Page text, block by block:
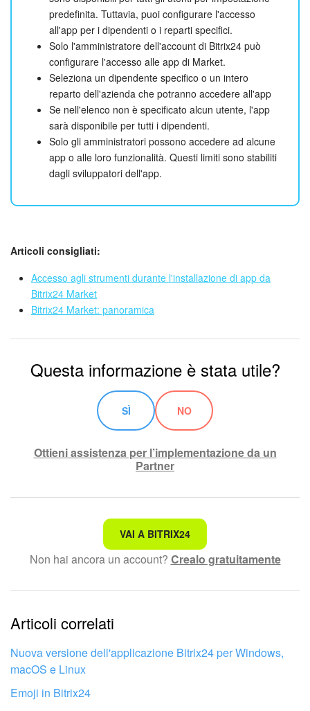
predefinita. Tuttavia, puoi configurare l'accesso
all'app per i dipendenti o i reparti specifici.
Solo l'amministratore dell'account di Bitrix24 può
configurare l'accesso alle app di Market.
Seleziona un dipendente specifico o un intero
reparto dell'azienda che potranno accedere all'app
Se nell'elenco non è specificato alcun utente, l'app
sarà disponibile per tutti i dipendenti.
Solo gli amministratori possono accedere ad alcune
app o alle loro funzionalità. Questi limiti sono stabiliti
dagli sviluppatori dell'app.
Articoli consigliati:
Accesso agli strumenti durante l'installazione di app da
Bitrix24 Market
Bitrix24 Market: panoramica
Questa informazione è stata utile?
SÌ NO
Ottieni assistenza per l’implementazione da un
Partner
Non è quello che sto cercando.
Testo complesso e incomprensibile
Le informazioni sono obsolete.
Troppo breve, ho bisogno di maggiori informazioni.
Non mi soddisfa come funziona questo strumento
VAI A BITRIX24
Non hai ancora un account? Crealo gratuitamente
Articoli correlati
Nuova versione dell'applicazione Bitrix24 per Windows,
macOS e Linux
Emoji in Bitrix24